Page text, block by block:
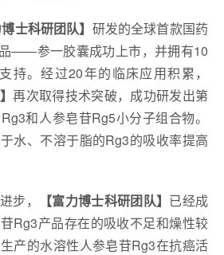
博士科研团队】 研发的全球首款国药
——参一胶囊成功上市，并拥有10
持。经过20年的临床应用积累，
再次取得技术突破，成功研发出第
和人参皂苷Rg5小分子组合物。
水、不溶于脂的Rg3的吸收率提高
步， 【富力博士科研团队】 已经成
Rg3产品存在的吸收不足和燥性较
产的水溶性人参皂苷Rg3在抗癌活